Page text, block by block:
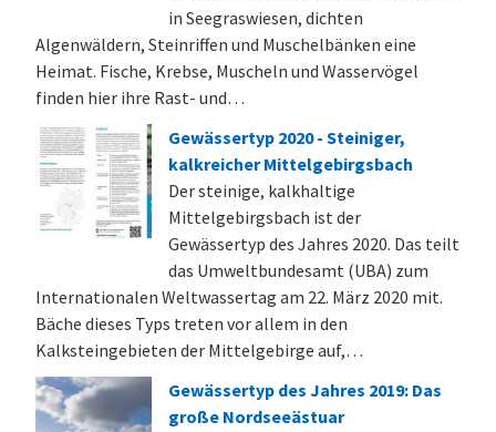
in Seegraswiesen, dichten
Algenwäldern, Steinriffen und Muschelbänken eine
Heimat. Fische, Krebse, Muscheln und Wasservögel
finden hier ihre Rast- und…
Gewässertyp 2020 - Steiniger,
kalkreicher Mittelgebirgsbach
Der steinige, kalkhaltige
Mittelgebirgsbach ist der
Gewässertyp des Jahres 2020. Das teilt
das Umweltbundesamt (UBA) zum
Internationalen Weltwassertag am 22. März 2020 mit.
Bäche dieses Typs treten vor allem in den
Kalksteingebieten der Mittelgebirge auf,…
Gewässertyp des Jahres 2019: Das
große Nordseeästuar